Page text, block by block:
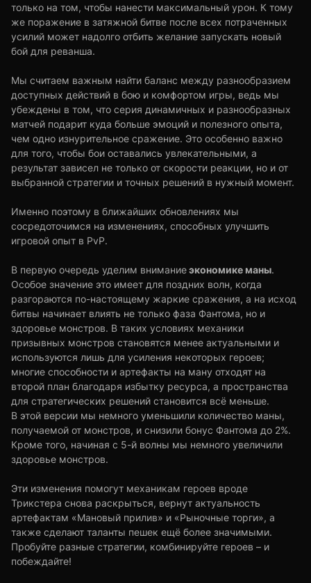
только на том, чтобы нанести максимальный урон. К тому
же поражение в затяжной битве после всех потраченных
усилий может надолго отбить желание запускать новый
бой для реванша.
Мы считаем важным найти баланс между разнообразием
доступных действий в бою и комфортом игры, ведь мы
убеждены в том, что серия динамичных и разнообразных
матчей подарит куда больше эмоций и полезного опыта,
чем одно изнурительное сражение. Это особенно важно
для того, чтобы бои оставались увлекательными, а
результат зависел не только от скорости реакции, но и от
выбранной стратегии и точных решений в нужный момент.
Именно поэтому в ближайших обновлениях мы
сосредоточимся на изменениях, способных улучшить
игровой опыт в PvP.
В первую очередь уделим вниманиеэкономике маны.
Особое значение это имеет для поздних волн, когда
разгораются по-настоящему жаркие сражения, а на исход
битвы начинает влиять не только фаза Фантома, но и
здоровье монстров. В таких условиях механики
призывных монстров становятся менее актуальными и
используются лишь для усиления некоторых героев;
многие способности и артефакты на ману отходят на
второй план благодаря избытку ресурса, а пространства
для стратегических решений становится всё меньше.
В этой версии мы немного уменьшили количество маны,
получаемой от монстров, и снизили бонус Фантома до 2%.
Кроме того, начиная с 5-й волны мы немного увеличили
здоровье монстров.
Эти изменения помогут механикам героев вроде
Трикстера снова раскрыться, вернут актуальность
артефактам «Мановый прилив» и «Рыночные торги», а
также сделают таланты пешек ещё более значимыми.
Пробуйте разные стратегии, комбинируйте героев – и
побеждайте!